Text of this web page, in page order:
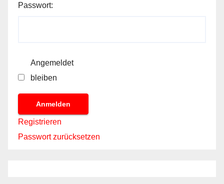
Passwort:
Angemeldet
bleiben
Anmelden
Registrieren
Passwort zurücksetzen